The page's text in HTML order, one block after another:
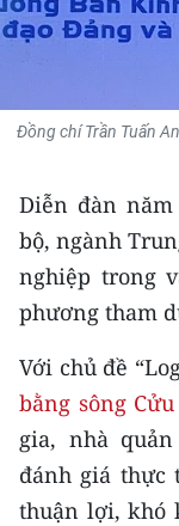
KHOA HỌC -
KIỂM CHỨNG
TRI THỨC
54 DÂN TỘC VIỆT
CHƯƠNG
MỘT SẢN PHẨM
RADIO
Đồng chí Trần Tuấn
Diễn đàn
bộ, ngành
nghiệp trong
phương tham
Với chủ đề
bằng sông
gia, nhà
đánh giá thực
thuận lợi, khó